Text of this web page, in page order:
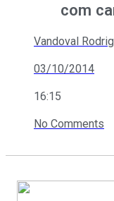
com
Vandoval
03/10/2014
16:15
No Comments